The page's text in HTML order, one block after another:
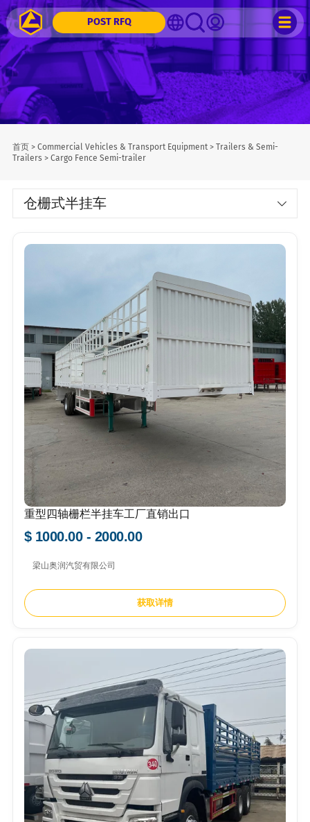
POST RFQ
首页> Commercial Vehicles & Transport Equipment> Trailers & Semi-
Trailers > Cargo Fence Semi-trailer
仓栅式半挂车
重型四轴栅栏半挂车工厂直销出口
$ 1000.00 - 2000.00
梁山奥润汽贸有限公司
获取详情